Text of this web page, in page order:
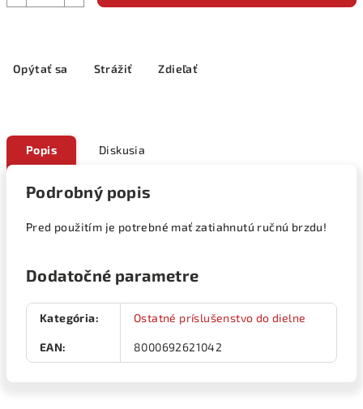
Opýtať sa Strážiť Zdieľať
Popis Diskusia
Podrobný popis
Pred použitím je potrebné mať zatiahnutú ručnú brzdu!
Dodatočné parametre
Kategória: Ostatné príslušenstvo do dielne
EAN: 8000692621042